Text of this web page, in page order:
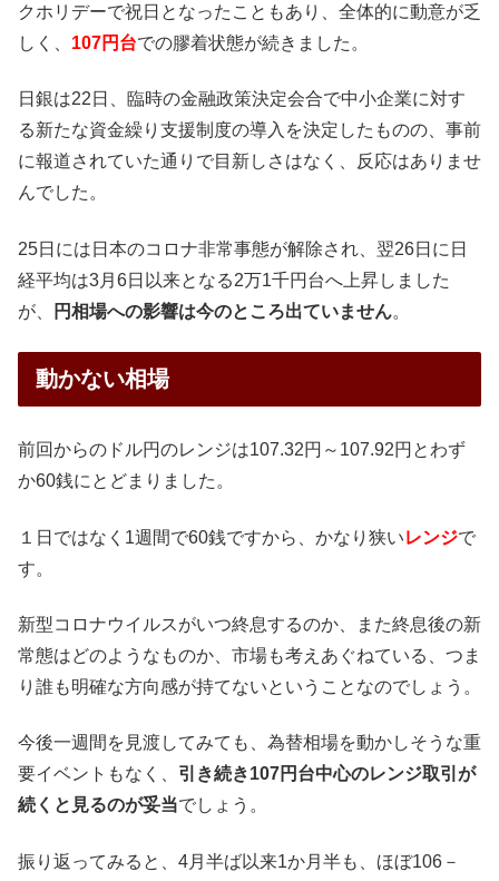
クホリデーで祝日となったこともあり、全体的に動意が乏
しく、 107円台での膠着状態が続きました。
日銀は22日、臨時の金融政策決定会合で中小企業に対す
る新たな資金繰り支援制度の導入を決定したものの、事前
に報道されていた通りで目新しさはなく、反応はありませ
んでした。
25日には日本のコロナ非常事態が解除され、翌26日に日
経平均は3月6日以来となる2万1千円台へ上昇しました
が、
円相場への影響は今のところ出ていません。
動かない相場
前回からのドル円のレンジは107.32円～107.92円とわず
か60銭にとどまりました。
１日ではなく1週間で60銭ですから、かなり狭いレンジで
す。
新型コロナウイルスがいつ終息するのか、また終息後の新
常態はどのようなものか、市場も考えあぐねている、つま
り誰も明確な方向感が持てないということなのでしょう。
今後一週間を見渡してみても、為替相場を動かしそうな重
要イベントもなく、 引き続き107円台中心のレンジ取引が
続くと見るのが妥当でしょう。
振り返ってみると、4月半ば以来1か月半も、ほぼ106－